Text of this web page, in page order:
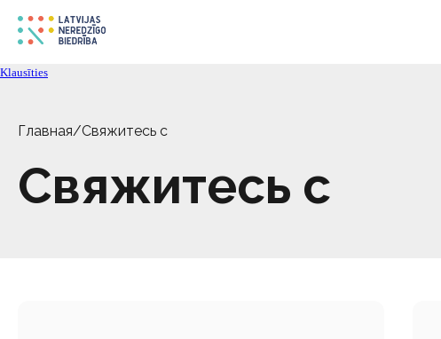
Klausīties
Главная/Свяжитесь с
Свяжитесь с